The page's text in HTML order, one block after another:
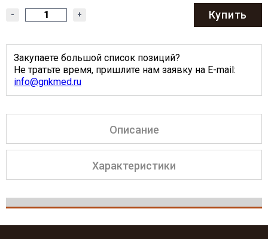
- + Купить
Закупаете большой список позиций?
Не тратьте время, пришлите нам заявку на E-mail:
info@gnkmed.ru
Описание
Характеристики